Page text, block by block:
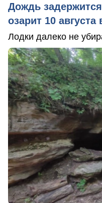
Дождь
озарит 10
Лодки далеко не